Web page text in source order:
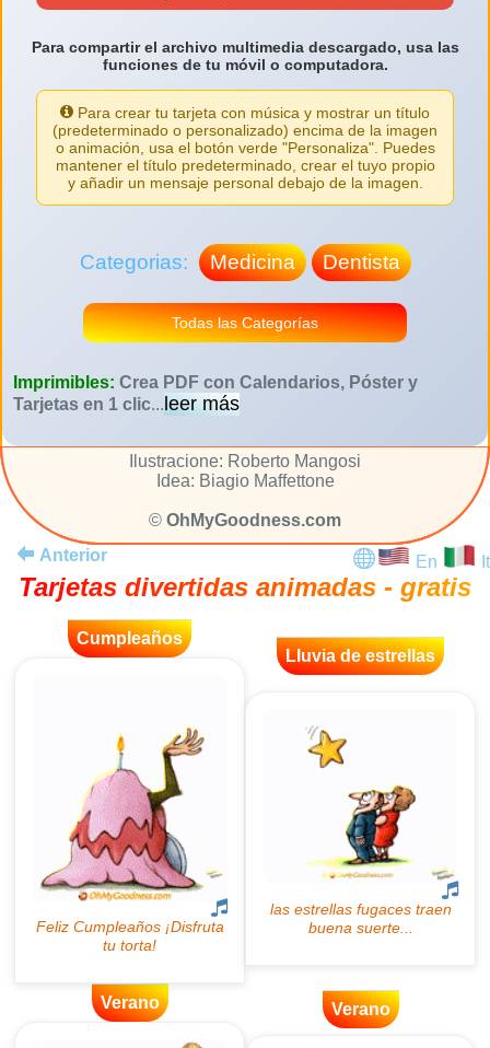
Para compartir el archivo multimedia descargado, usa las
funciones de tu móvil o computadora.
Para crear tu tarjeta con música y mostrar un título
(predeterminado o personalizado) encima de la imagen
o animación, usa el botón verde "Personaliza". Puedes
mantener el título predeterminado, crear el tuyo propio
y añadir un mensaje personal debajo de la imagen.
Categorias: Medicina Dentista
Todas las Categorías
Imprimibles: Crea PDF con Calendarios, Póster y
Tarjetas en 1 clic...leer más
Ilustracione: Roberto Mangosi
Idea: Biagio Maffettone
© OhMyGoodness.com
Anterior
En It
Tarjetas divertidas animadas - gratis
Cumpleaños
Lluvia de estrellas
Verano Verano